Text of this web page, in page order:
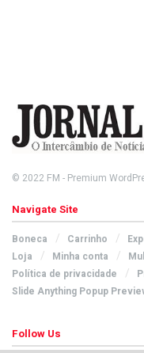
© 2022 FM - Premium
Navigate Site
Boneca Carrinho
Loja
Minha conta
Política de privacidade
Slide Anything Popup
Follow Us